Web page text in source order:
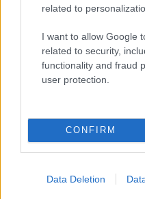
related to
I want to allow Google
related to security,
functionality and fraud
user protection.
CONFIRM
Data Deletion